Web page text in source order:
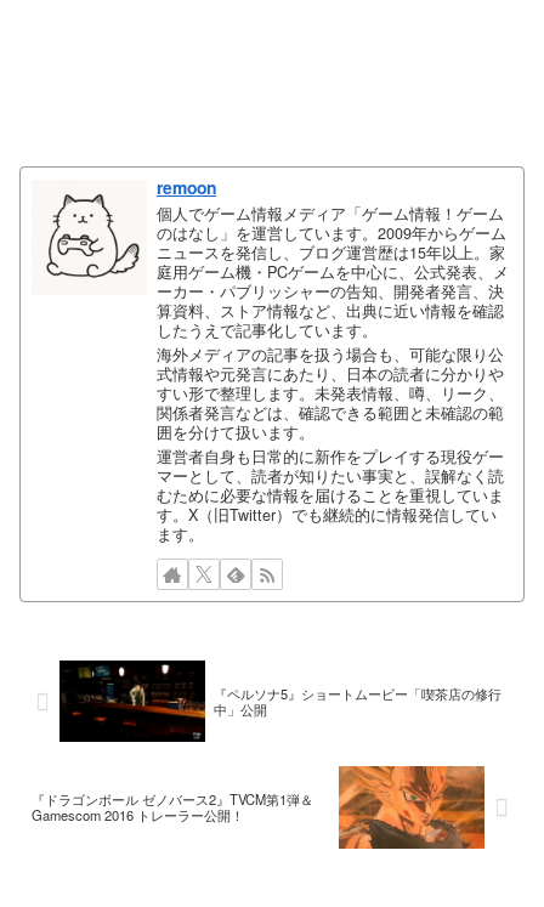
remoon
個人でゲーム情報メディア「ゲーム情報！ゲーム
のはなし」を運営しています。2009年からゲーム
ニュースを発信し、ブログ運営歴は15年以上。家
庭用ゲーム機・PCゲームを中心に、公式発表、メ
ーカー・パブリッシャーの告知、開発者発言、決
算資料、ストア情報など、出典に近い情報を確認
したうえで記事化しています。
海外メディアの記事を扱う場合も、可能な限り公
式情報や元発言にあたり、日本の読者に分かりや
すい形で整理します。未発表情報、噂、リーク、
関係者発言などは、確認できる範囲と未確認の範
囲を分けて扱います。
運営者自身も日常的に新作をプレイする現役ゲー
マーとして、読者が知りたい事実と、誤解なく読
むために必要な情報を届けることを重視していま
す。X（旧Twitter）でも継続的に情報発信してい
ます。
『ペルソナ5』ショートムービー「喫茶店の修行
中」公開
『ドラゴンボール ゼノバース2』TVCM第1弾＆
Gamescom 2016 トレーラー公開！